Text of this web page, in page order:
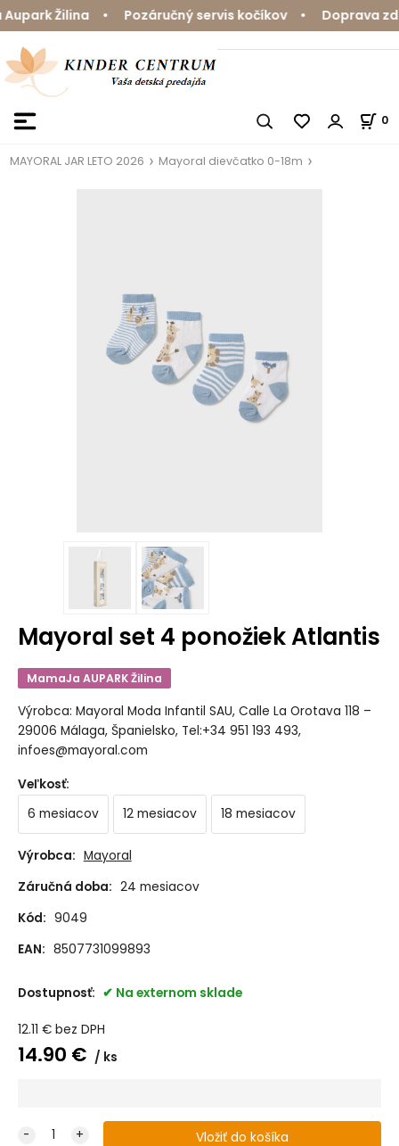
Žilina • Pozáručný servis kočíkov • Doprava
0
MAYORAL JAR LETO 2026 Mayoral dievčatko 0-18m
Mayoral set 4 ponožiek Atlantis
MamaJa AUPARK Žilina
Výrobca: Mayoral Moda Infantil SAU, Calle La Orotava 118 –
29006 Málaga, Španielsko, Tel:+34 951 193 493,
infoes@mayoral.com
Veľkosť:
6 mesiacov
12 mesiacov 18 mesiacov
Výrobca: Mayoral
Záručná doba: 24 mesiacov
Kód: 9049
EAN: 8507731099893
Dostupnosť: Na externom sklade
12.11 € bez DPH
14.90 € ks